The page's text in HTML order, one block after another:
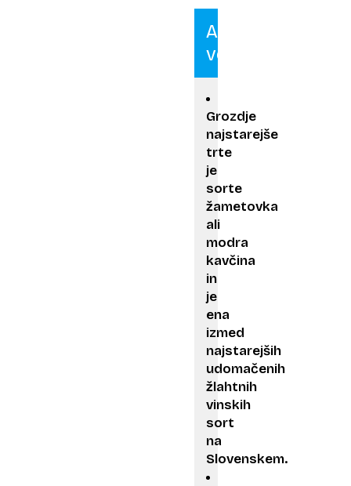
Ali
veste?
Grozdje
najstarejše
trte
je
sorte
žametovka
ali
modra
kavčina
in
je
ena
izmed
najstarejših
udomačenih
žlahtnih
vinskih
sort
na
Slovenskem.